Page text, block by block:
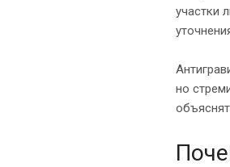
участки
но